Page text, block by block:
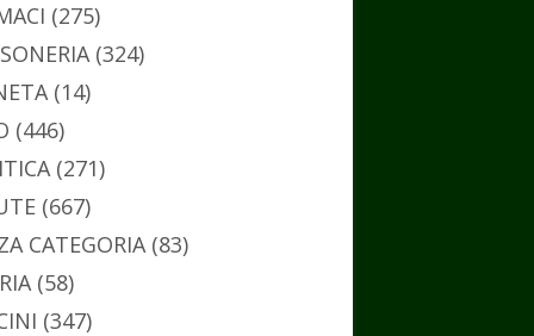
(275)
(324)
(14)
(446)
(271)
(667)
CATEGORIA(83)
(58)
(347)